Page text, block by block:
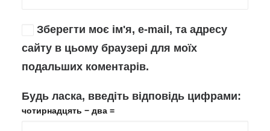
Зберегти моє ім'я, e-mail, та адресу
сайту в цьому браузері для моїх
подальших коментарів.
Будь ласка, введіть відповідь цифрами:
чотирнадцять − два =